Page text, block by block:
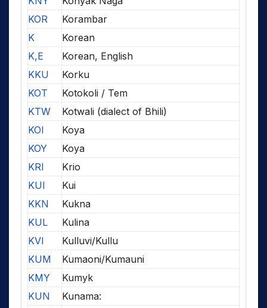
KOR
Korambar
K
Korean
K,E
Korean, English
KKU
Korku
KOT
Kotokoli / Tem
KTW
Kotwali (dialect of Bhili)
KOI
Koya
KOY
Koya
KRI
Krio
KUI
Kui
KKN
Kukna
KUL
Kulina
KVI
Kulluvi/Kullu
KUM
Kumaoni/Kumauni
KMY
Kumyk
KUN
Kunama: